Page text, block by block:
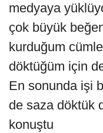
medyaya
çok büyük
kurduğum
döktüğüm için
En sonunda işi
de saza döktük
konuştu